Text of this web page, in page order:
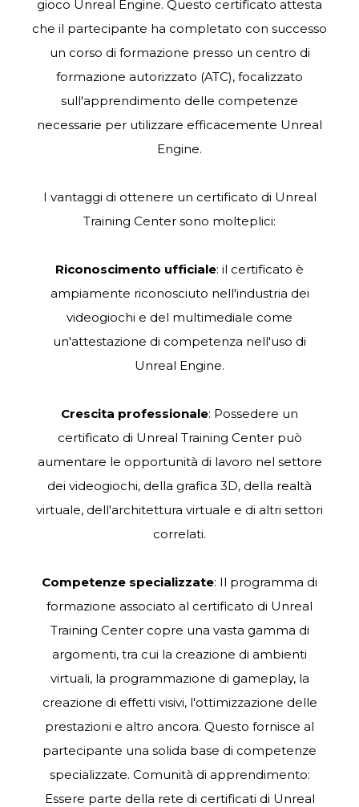
gioco Unreal Engine. Questo certificato attesta
che il partecipante ha completato con successo
un corso di formazione presso un centro di
formazione autorizzato (ATC), focalizzato
sull'apprendimento delle competenze
necessarie per utilizzare efficacemente Unreal
Engine.
I vantaggi di ottenere un certificato di Unreal
Training Center sono molteplici:
Riconoscimento ufficiale: il certificato è
ampiamente riconosciuto nell'industria dei
videogiochi e del multimediale come
un'attestazione di competenza nell'uso di
Unreal Engine.
Crescita professionale: Possedere un
certificato di Unreal Training Center può
aumentare le opportunità di lavoro nel settore
dei videogiochi, della grafica 3D, della realtà
virtuale, dell'architettura virtuale e di altri settori
correlati.
Competenze specializzate: Il programma di
formazione associato al certificato di Unreal
Training Center copre una vasta gamma di
argomenti, tra cui la creazione di ambienti
virtuali, la programmazione di gameplay, la
creazione di effetti visivi, l'ottimizzazione delle
prestazioni e altro ancora. Questo fornisce al
partecipante una solida base di competenze
specializzate. Comunità di apprendimento:
Essere parte della rete di certificati di Unreal